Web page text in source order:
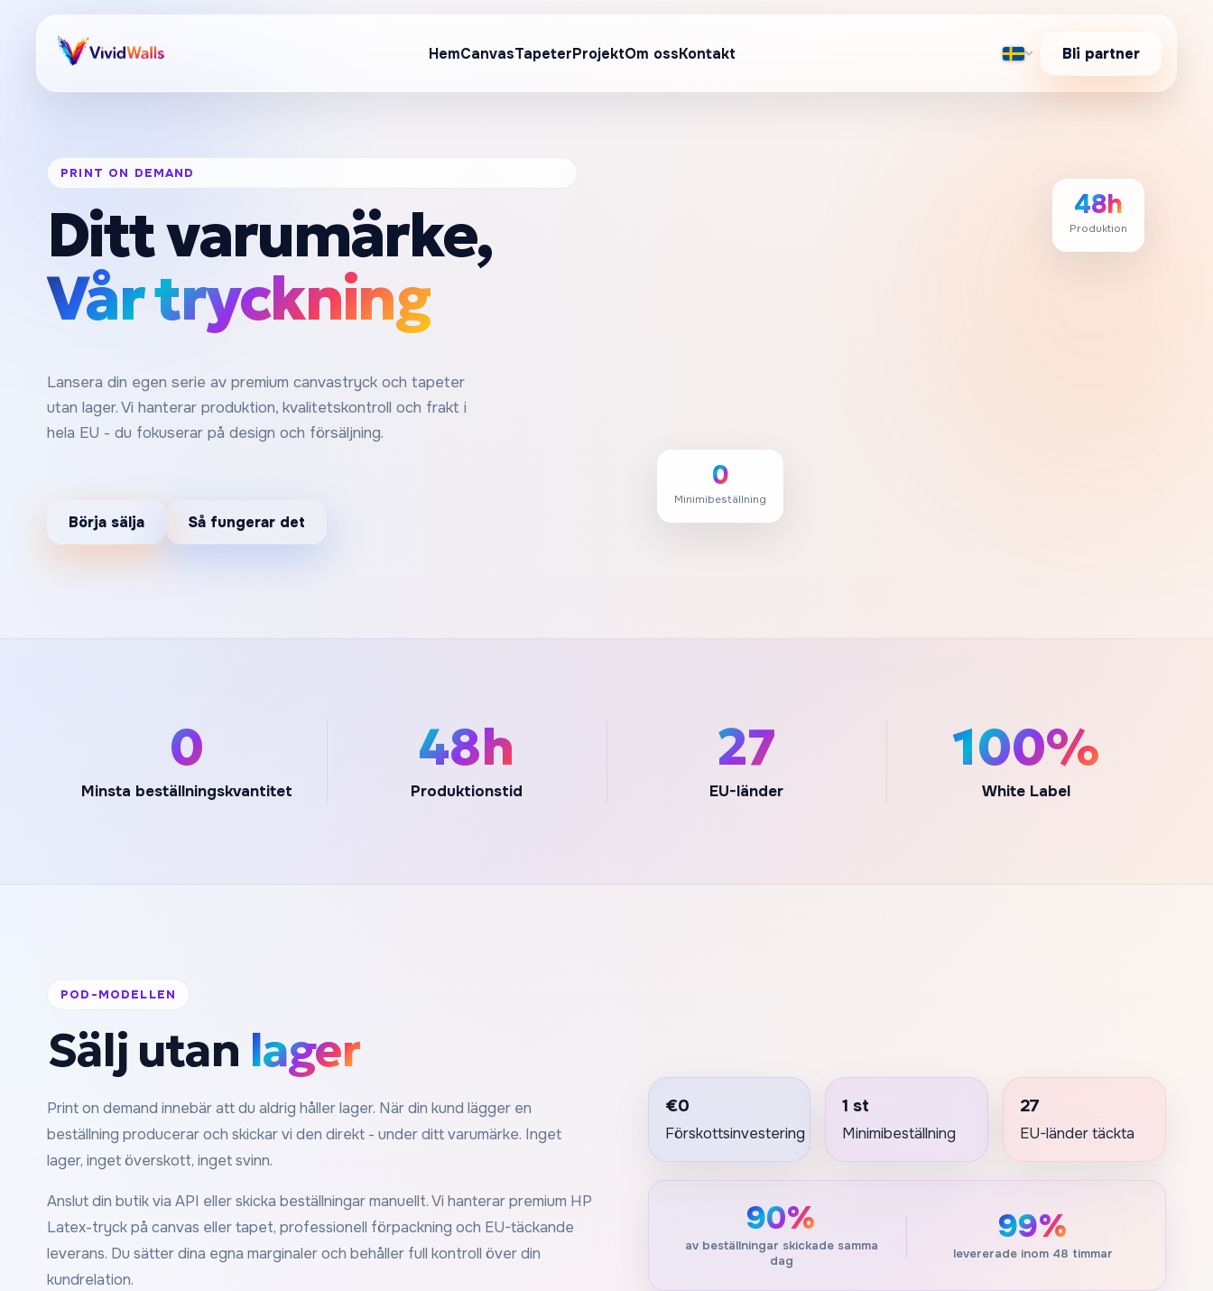
HemCanvasTapeterProjektOm ossKontakt Bli partner
PRINT ON DEMAND
Ditt varumärke,
Vår tryckning
Lansera din egen serie av premium canvastryck och tapeter
utan lager. Vi hanterar produktion, kvalitetskontroll och frakt i
hela EU - du fokuserar på design och försäljning.
Börja sälja Så fungerar det
0
Minimibeställning
48h
Produktion
0
Minsta beställningskvantitet
48h
Produktionstid
27
EU-länder
100%
White Label
POD-MODELLEN
Sälj utan lager
Print on demand innebär att du aldrig håller lager. När din kund lägger en
beställning producerar och skickar vi den direkt - under ditt varumärke. Inget
lager, inget överskott, inget svinn.
Anslut din butik via API eller skicka beställningar manuellt. Vi hanterar premium HP
Latex-tryck på canvas eller tapet, professionell förpackning och EU-täckande
leverans. Du sätter dina egna marginaler och behåller full kontroll över din
kundrelation.
€0
Förskottsinvestering
1 st
Minimibeställning
27
EU-länder täckta
90%
av beställningar skickade samma
dag
99%
levererade inom 48 timmar